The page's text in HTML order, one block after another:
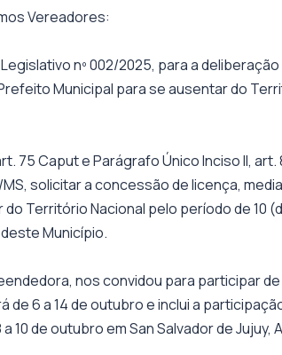
Vereadores:
nº 002/2025, para a
Municipal para se ausentar do
Caput e Parágrafo Único Inciso II, art.
solicitar a concessão de licença,
Território Nacional pelo período de 10
Município.
nos convidou para participar
6 a 14 de outubro e inclui a
de outubro em San Salvador de Jujuy,